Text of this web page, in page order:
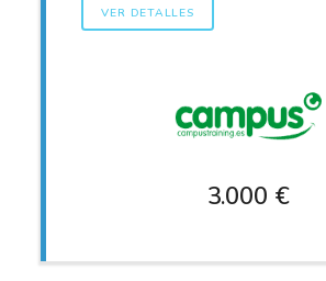
VER DETALLES
3.000 €